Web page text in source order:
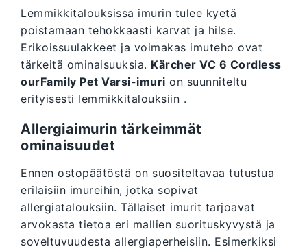
Lemmikkitalouksissa imurin tulee kyetä
poistamaan tehokkaasti karvat ja hilse.
Erikoissuulakkeet ja voimakas imuteho ovat
tärkeitä ominaisuuksia. Kärcher VC 6 Cordless
ourFamily Pet Varsi-imuri on suunniteltu
erityisesti lemmikkitalouksiin .
Allergiaimurin tärkeimmät
ominaisuudet
Ennen ostopäätöstä on suositeltavaa tutustua
erilaisiin imureihin, jotka sopivat
allergiatalouksiin. Tällaiset imurit tarjoavat
arvokasta tietoa eri mallien suorituskyvystä ja
soveltuvuudesta allergiaperheisiin. Esimerkiksi